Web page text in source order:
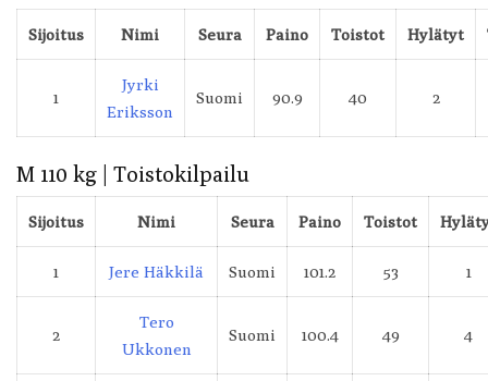
Sijoitus Nimi Seura Paino Toistot Hylätyt
1
Jyrki
Eriksson
Suomi 90.9 40 2
M 110 kg | Toistokilpailu
Sijoitus Nimi Seura Paino Toistot
1 Jere Häkkilä Suomi 101.2 53 1
2
Tero
Ukkonen
Suomi 100.4 49 4